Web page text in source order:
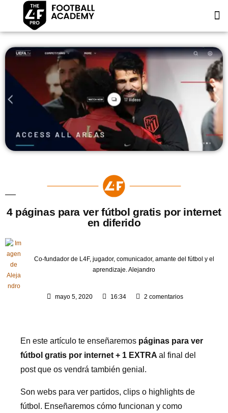
4 páginas para ver fútbol gratis por internet
en diferido
Co-fundador de L4F, jugador, comunicador, amante del fútbol y el
aprendizaje.Alejandro
mayo 5, 2020 16:34 2 comentarios
En este artículo te enseñaremos páginas para ver
fútbol gratis por internet + 1 EXTRA al final del
post que os vendrá también genial.
Son webs para ver partidos, clips o highlights de
fútbol. Enseñaremos cómo funcionan y como